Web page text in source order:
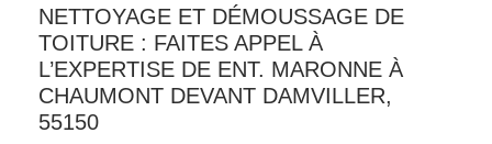
NETTOYAGE ET DÉMOUSSAGE DE
TOITURE : FAITES APPEL À
L’EXPERTISE DE ENT. MARONNE À
CHAUMONT DEVANT DAMVILLER,
55150